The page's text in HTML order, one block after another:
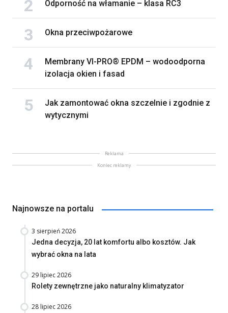
Odporność na włamanie – klasa RC3
Okna przeciwpożarowe
Membrany VI-PRO® EPDM – wodoodporna
izolacja okien i fasad
Jak zamontować okna szczelnie i zgodnie z
wytycznymi
Reklama
Koniec reklamy
Najnowsze na portalu
3 sierpień 2026
Jedna decyzja, 20 lat komfortu albo kosztów. Jak
wybrać okna na lata
29 lipiec 2026
Rolety zewnętrzne jako naturalny klimatyzator
28 lipiec 2026